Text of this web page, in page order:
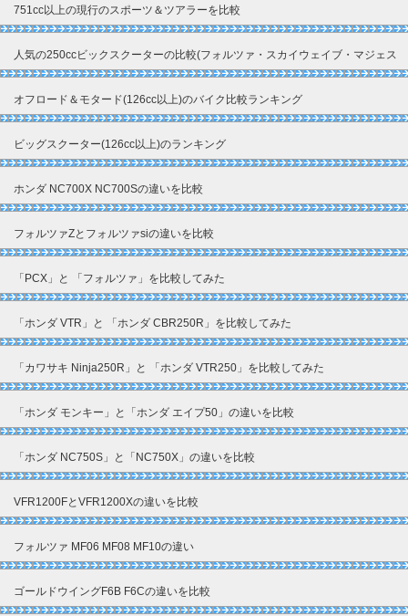
751cc以上の現行のスポーツ＆ツアラーを比較
人気の250ccビックスクーターの比較(フォルツァ・スカイウェイブ・マジェス
ティ)
オフロード＆モタード(126cc以上)のバイク比較ランキング
ビッグスクーター(126cc以上)のランキング
ホンダ NC700X NC700Sの違いを比較
フォルツァZとフォルツァsiの違いを比較
「PCX」と 「フォルツァ」を比較してみた
「ホンダ VTR」と 「ホンダ CBR250R」を比較してみた
「カワサキ Ninja250R」と 「ホンダ VTR250」を比較してみた
「ホンダ モンキー」と「ホンダ エイプ50」の違いを比較
「ホンダ NC750S」と「NC750X」の違いを比較
VFR1200FとVFR1200Xの違いを比較
フォルツァ MF06 MF08 MF10の違い
ゴールドウイングF6B F6Cの違いを比較